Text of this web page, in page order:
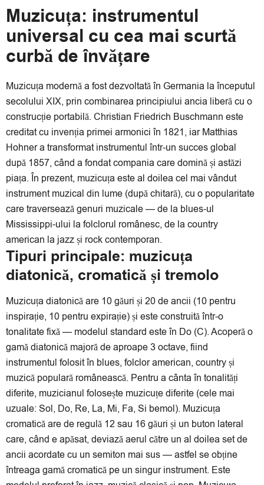
Muzicuța: instrumentul
universal cu cea mai scurtă
curbă de învățare
Muzicuța modernă a fost dezvoltată în Germania la începutul
secolului XIX, prin combinarea principiului ancia liberă cu o
construcție portabilă. Christian Friedrich Buschmann este
creditat cu invenția primei armonici în 1821, iar Matthias
Hohner a transformat instrumentul într-un succes global
după 1857, când a fondat compania care domină și astăzi
piața. În prezent, muzicuța este al doilea cel mai vândut
instrument muzical din lume (după chitară), cu o popularitate
care traversează genuri muzicale — de la blues-ul
Mississippi-ului la folclorul românesc, de la country
american la jazz și rock contemporan.
Tipuri principale: muzicuța
diatonică, cromatică și tremolo
Muzicuța diatonică are 10 găuri și 20 de ancii (10 pentru
inspirație, 10 pentru expirație) și este construită într-o
tonalitate fixă — modelul standard este în Do (C). Acoperă o
gamă diatonică majoră de aproape 3 octave, fiind
instrumentul folosit în blues, folclor american, country și
muzică populară românească. Pentru a cânta în tonalități
diferite, muzicianul folosește muzicuțe diferite (cele mai
uzuale: Sol, Do, Re, La, Mi, Fa, Si bemol). Muzicuța
cromatică are de regulă 12 sau 16 găuri și un buton lateral
care, când e apăsat, deviază aerul către un al doilea set de
ancii acordate cu un semiton mai sus — astfel se obține
întreaga gamă cromatică pe un singur instrument. Este